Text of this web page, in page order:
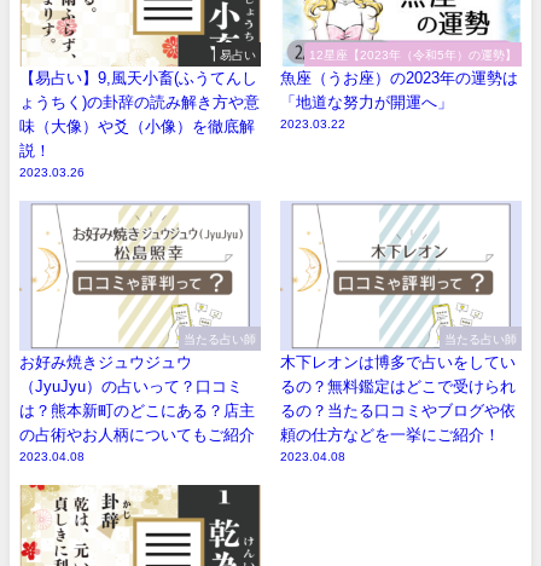
易占い
【易占い】9,風天小畜(ふうてんし
ょうちく)の卦辞の読み解き方や意
味（大像）や爻（小像）を徹底解
説！
2023.03.26
12星座【2023年（令和5年）の運勢】
魚座（うお座）の2023年の運勢は
「地道な努力が開運へ」
2023.03.22
当たる占い師
お好み焼きジュウジュウ
（JyuJyu）の占いって？口コミ
は？熊本新町のどこにある？店主
の占術やお人柄についてもご紹介
2023.04.08
当たる占い師
木下レオンは博多で占いをしてい
るの？無料鑑定はどこで受けられ
るの？当たる口コミやブログや依
頼の仕方などを一挙にご紹介！
2023.04.08